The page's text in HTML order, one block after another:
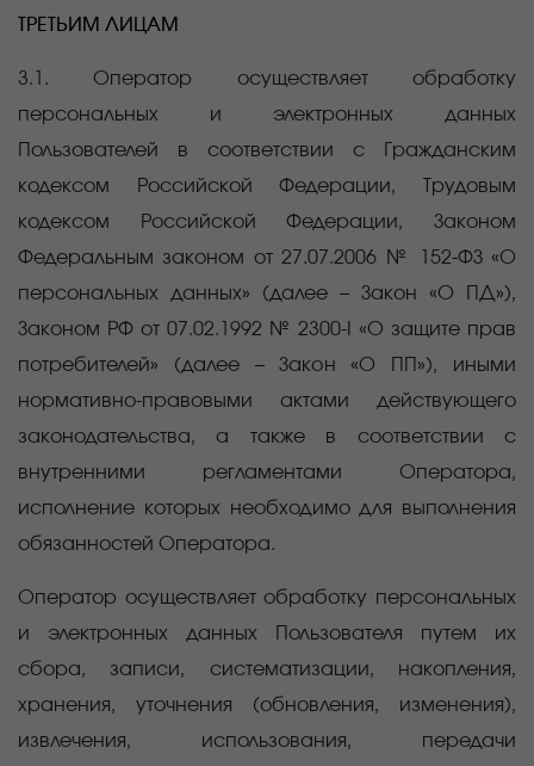
ТРЕТЬИМ ЛИЦАМ
3.1. Оператор осуществляет обработку
персональных и электронных данных
Пользователей в соответствии с Гражданским
кодексом Российской Федерации, Трудовым
кодексом Российской Федерации, Законом
Федеральным законом от 27.07.2006 № 152-ФЗ «О
персональных данных» (далее – Закон «О ПД»),
Законом РФ от 07.02.1992 № 2300-I «О защите прав
потребителей» (далее – Закон «О ПП»), иными
нормативно-правовыми актами действующего
законодательства, а также в соответствии с
внутренними регламентами Оператора,
исполнение которых необходимо для выполнения
обязанностей Оператора.
Оператор осуществляет обработку персональных
и электронных данных Пользователя путем их
сбора, записи, систематизации, накопления,
хранения, уточнения (обновления, изменения),
извлечения, использования, передачи